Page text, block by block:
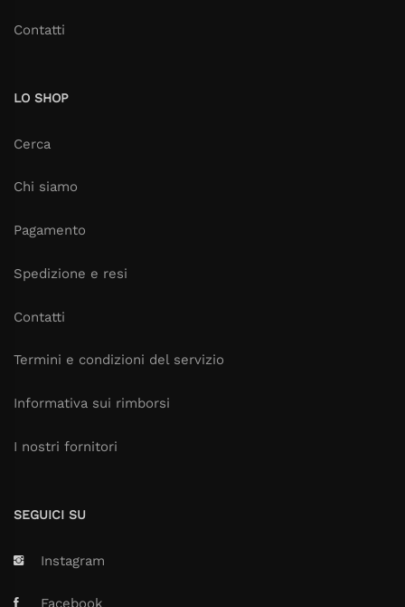
Contatti
LO SHOP
Cerca
Chi siamo
Pagamento
Spedizione e resi
Contatti
Termini e condizioni del servizio
Informativa sui rimborsi
I nostri fornitori
SEGUICI SU
Instagram
Facebook